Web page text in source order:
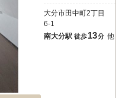
大分市田中町2丁目
6-1
南大分駅 徒歩13分 他